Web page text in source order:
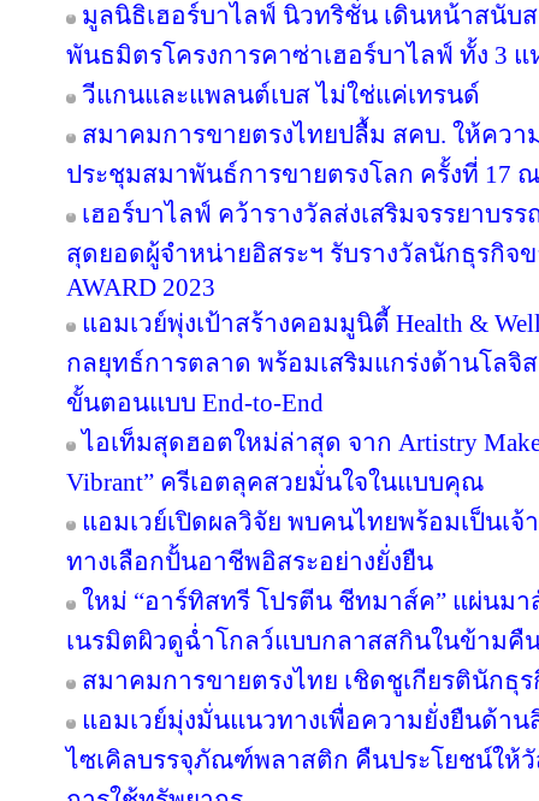
มูลนิธิเฮอร์บาไลฟ์ นิวทริชั่น เดินหน้าสนับ
พันธมิตรโครงการคาซ่าเฮอร์บาไลฟ์ ทั้ง 3 แ
วีแกนและแพลนต์เบส ไม่ใช่แค่เทรนด์
สมาคมการขายตรงไทยปลื้ม สคบ. ให้คว
ประชุมสมาพันธ์การขายตรงโลก ครั้งที่ 17
เฮอร์บาไลฟ์ คว้ารางวัลส่งเสริมจรรยาบร
สุดยอดผู้จำหน่ายอิสระฯ รับรางวัลนักธุรกิจข
AWARD 2023
แอมเวย์พุ่งเป้าสร้างคอมมูนิตี้ Health &
กลยุทธ์การตลาด พร้อมเสริมแกร่งด้านโลจิ
ขั้นตอนแบบ End-to-End
ไอเท็มสุดฮอตใหม่ล่าสุด จาก Artistry
Vibrant” ครีเอตลุคสวยมั่นใจในแบบคุณ
แอมเวย์เปิดผลวิจัย พบคนไทยพร้อมเป็นเ
ทางเลือกปั้นอาชีพอิสระอย่างยั่งยืน
ใหม่ “อาร์ทิสทรี โปรตีน ชีทมาส์ค” แผ่นม
เนรมิตผิวดูฉ่ำโกลว์แบบกลาสสกินในข้ามคื
สมาคมการขายตรงไทย เชิดชูเกียรตินักธุ
แอมเวย์มุ่งมั่นแนวทางเพื่อความยั่งยืนด้า
ไซเคิลบรรจุภัณฑ์พลาสติก คืนประโยชน์ให้